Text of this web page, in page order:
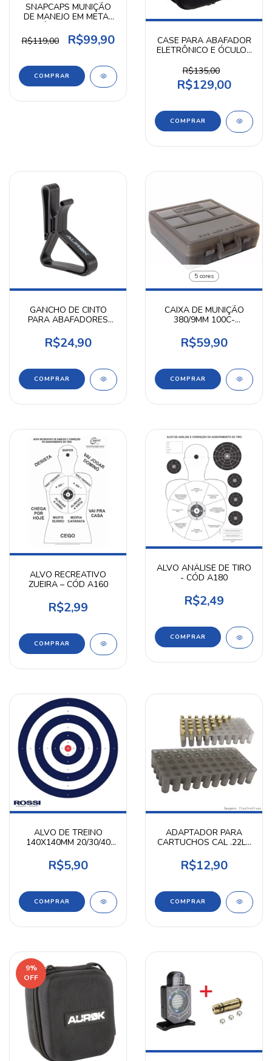
SNAPCAPS MUNIÇÃO
DE MANEJO EM METAL
SEA PARTS
R$119,00 R$99,90
CASE PARA ABAFADOR
ELETRÔNICO E ÓCULOS
R$135,00
R$129,00
GANCHO DE CINTO
PARA ABAFADORES
R$24,90
5 cores
CAIXA DE MUNIÇÃO
380/9MM 100C-
R$59,90
COMPRAR
ALVO RECREATIVO
ZUEIRA – CÓD A160
R$2,99
ALVO ANÁLISE DE TIRO
- CÓD A180
R$2,49
ALVO DE TREINO
140X140MM 20/30/40
R$5,90
COMPRAR
ADAPTADOR PARA
CARTUCHOS CAL .22LR
R$12,90
9%
OFF